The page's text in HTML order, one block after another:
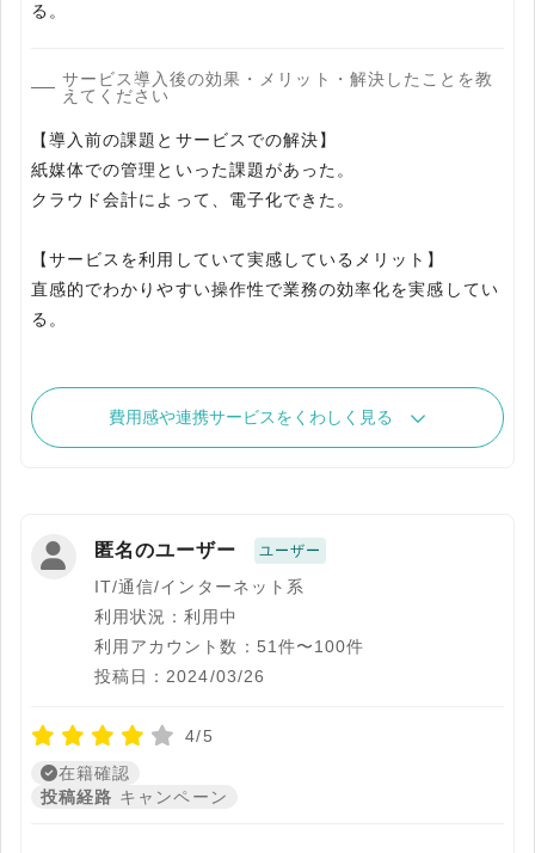
る。
サービス導入後の効果・メリット・解決したことを教
えてください
【導入前の課題とサービスでの解決】
紙媒体での管理といった課題があった。
クラウド会計によって、電子化できた。
【サービスを利用していて実感しているメリット】
直感的でわかりやすい操作性で業務の効率化を実感してい
費用感や連携サービスをくわしく見る
匿名のユーザー ユーザー
IT/通信/インターネット系
利用状況：利用中
利用アカウント数：51件〜100件
投稿日：2024/03/26
4/5
在籍確認
投稿経路 キャンペーン